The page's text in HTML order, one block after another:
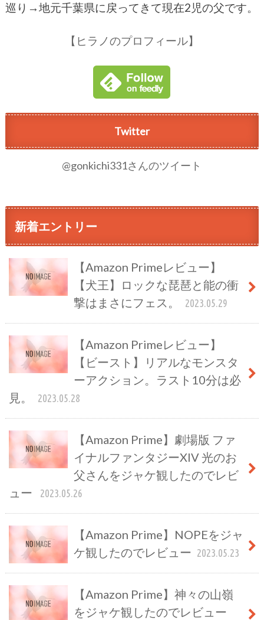
巡り→地元千葉県に戻ってきて現在2児の父です。
【ヒラノのプロフィール】
Twitter
@gonkichi331さんのツイート
新着エントリー
【Amazon Primeレビュー】
【犬王】ロックな琵琶と能の衝
撃はまさにフェス。
2023.05.29
【Amazon Primeレビュー】
【ビースト】リアルなモンスタ
ーアクション。ラスト10分は必
見。
2023.05.28
【Amazon Prime】劇場版 ファ
イナルファンタジーXIV 光のお
父さんをジャケ観したのでレビ
ュー
2023.05.26
【Amazon Prime】NOPEをジャ
ケ観したのでレビュー 2023.05.23
【Amazon Prime】神々の山嶺
をジャケ観したのでレビュー